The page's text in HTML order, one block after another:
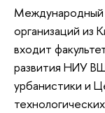
Международный
организаций из
входит
развития НИУ
урбанистики и